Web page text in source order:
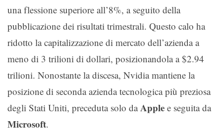
una flessione superiore all’8%, a seguito della
pubblicazione dei risultati trimestrali. Questo calo ha
ridotto la capitalizzazione di mercato dell’azienda a
meno di 3 trilioni di dollari, posizionandola a $2.94
trilioni. Nonostante la discesa, Nvidia mantiene la
posizione di seconda azienda tecnologica più preziosa
degli Stati Uniti, preceduta solo daApple e seguita da
Microsoft.